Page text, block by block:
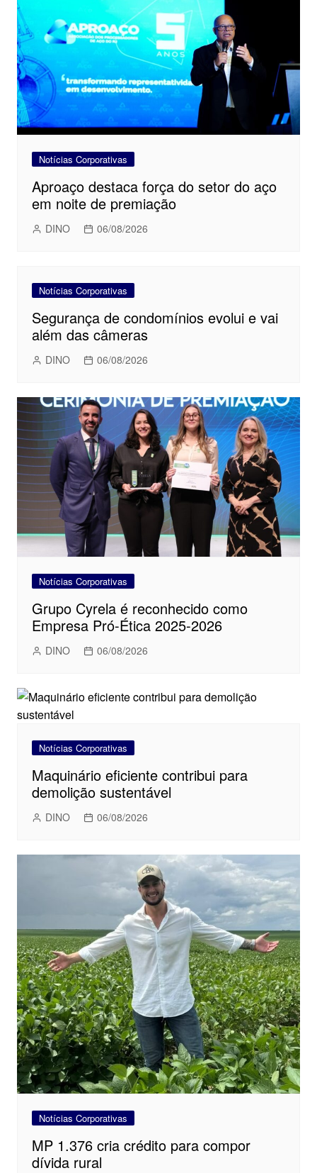
Notícias Corporativas
Aproaço destaca força do setor do aço
em noite de premiação
DINO 06/08/2026
Notícias Corporativas
Segurança de condomínios evolui e vai
além das câmeras
DINO 06/08/2026
Notícias Corporativas
Grupo Cyrela é reconhecido como
Empresa Pró-Ética 2025-2026
DINO 06/08/2026
Notícias Corporativas
Maquinário eficiente contribui para
demolição sustentável
DINO 06/08/2026
Notícias Corporativas
MP 1.376 cria crédito para compor
dívida rural